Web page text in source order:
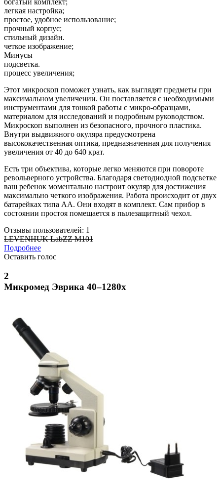
богатый комплект;
легкая настройка;
простое, удобное использование;
прочный корпус;
стильный дизайн.
четкое изображение;
Минусы
подсветка.
процесс увеличения;
Этот микроскоп поможет узнать, как выглядят предметы при
максимальном увеличении. Он поставляется с необходимыми
инструментами для тонкой работы с микро-образцами,
материалом для исследований и подробным руководством.
Микроскоп выполнен из безопасного, прочного пластика.
Внутри выдвижного окуляра предусмотрена
высококачественная оптика, предназначенная для получения
увеличения от 40 до 640 крат.
Есть три объектива, которые легко меняются при повороте
револьверного устройства. Благодаря светодиодной подсветке
ваш ребенок моментально настроит окуляр для достижения
максимально четкого изображения. Работа происходит от двух
батарейках типа АА. Они входят в комплект. Сам прибор в
состоянии простоя помещается в пылезащитный чехол.
Отзывы пользователей: 1
LEVENHUK LabZZ M101
Подробнее
Оставить голос
2
Микромед Эврика 40–1280х